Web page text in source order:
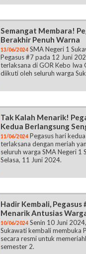
Semangat Membara!
Berakhir Penuh Warna
13/06/2024 SMA Negeri 1
Pegasus #7 pada 12 Juni
terlaksana di GOR Kebo Iwa
diikuti oleh seluruh warga
Tak Kalah Menarik!
Kedua Berlangsung
11/06/2024 Pegasus hari
terlaksana dengan meriah
seluruh warga SMA Negeri 1
Selasa, 11 Juni 2024.
Hadir Kembali, Pegasus
Menarik Antusias
10/06/2024 Senin 10 Juni
Sukawati kembali membuka
secara resmi untuk
semester 2.